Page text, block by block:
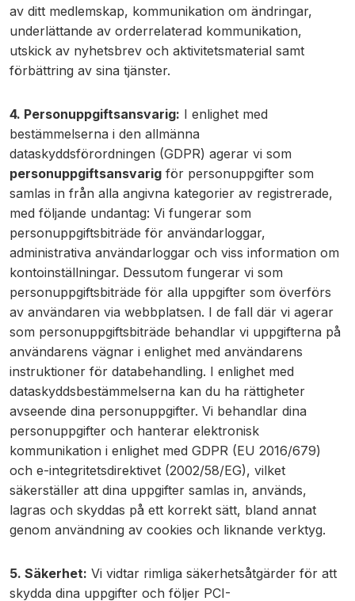
av ditt medlemskap, kommunikation om ändringar,
underlättande av orderrelaterad kommunikation,
utskick av nyhetsbrev och aktivitetsmaterial samt
förbättring av sina tjänster.
4. Personuppgiftsansvarig: I enlighet med
bestämmelserna i den allmänna
dataskyddsförordningen (GDPR) agerar vi som
personuppgiftsansvarig för personuppgifter som
samlas in från alla angivna kategorier av registrerade,
med följande undantag: Vi fungerar som
personuppgiftsbiträde för användarloggar,
administrativa användarloggar och viss information om
kontoinställningar. Dessutom fungerar vi som
personuppgiftsbiträde för alla uppgifter som överförs
av användaren via webbplatsen. I de fall där vi agerar
som personuppgiftsbiträde behandlar vi uppgifterna på
användarens vägnar i enlighet med användarens
instruktioner för databehandling. I enlighet med
dataskyddsbestämmelserna kan du ha rättigheter
avseende dina personuppgifter. Vi behandlar dina
personuppgifter och hanterar elektronisk
kommunikation i enlighet med GDPR (EU 2016/679)
och e-integritetsdirektivet (2002/58/EG), vilket
säkerställer att dina uppgifter samlas in, används,
lagras och skyddas på ett korrekt sätt, bland annat
genom användning av cookies och liknande verktyg.
5. Säkerhet: Vi vidtar rimliga säkerhetsåtgärder för att
skydda dina uppgifter och följer PCI-